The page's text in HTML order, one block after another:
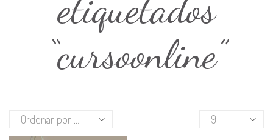
“cursoonline”
Productos